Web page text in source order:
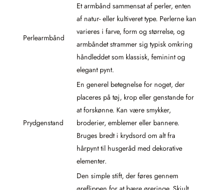
Perlearmbånd
Et armbånd sammensat af perler, enten
af natur- eller kultiveret type. Perlerne kan
varieres i farve, form og størrelse, og
armbåndet strammer sig typisk omkring
håndleddet som klassisk, feminint og
elegant pynt.
Prydgenstand
En generel betegnelse for noget, der
placeres på tøj, krop eller genstande for
at forskønne. Kan være smykker,
broderier, emblemer eller bannere.
Bruges bredt i krydsord om alt fra
hårpynt til husgeråd med dekorative
elementer.
Den simple stift, der føres gennem